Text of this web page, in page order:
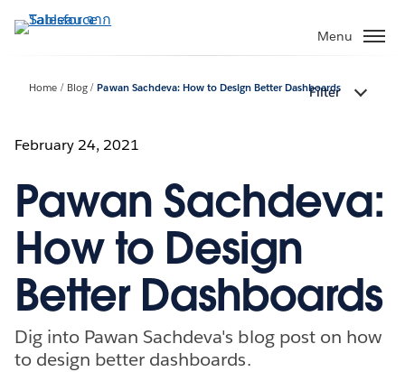
ไป
Menu
Home Blog Pawan Sachdeva: How to Design Better Dashboards
Filter
February 24, 2021
Pawan Sachdeva:
How to Design
Better Dashboards
Dig into Pawan Sachdeva's blog post on how
to design better dashboards.